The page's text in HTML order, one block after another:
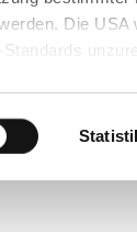
Die
und